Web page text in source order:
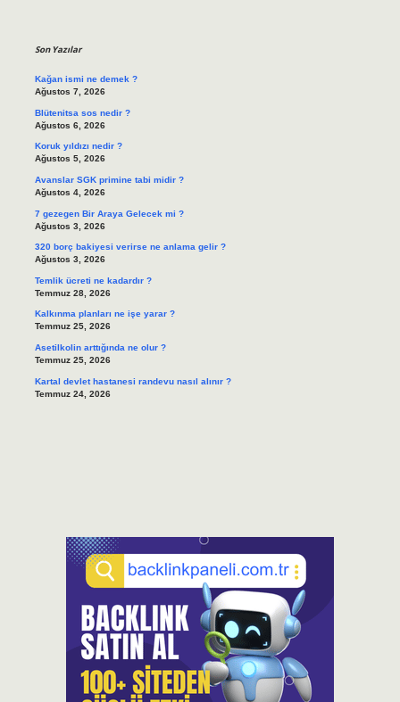
Son Yazılar
Kağan ismi ne demek ?
Ağustos 7, 2026
Blütenitsa sos nedir ?
Ağustos 6, 2026
Koruk yıldızı nedir ?
Ağustos 5, 2026
Avanslar SGK primine tabi midir ?
Ağustos 4, 2026
7 gezegen Bir Araya Gelecek mi ?
Ağustos 3, 2026
320 borç bakiyesi verirse ne anlama gelir ?
Ağustos 3, 2026
Temlik ücreti ne kadardır ?
Temmuz 28, 2026
Kalkınma planları ne işe yarar ?
Temmuz 25, 2026
Asetilkolin arttığında ne olur ?
Temmuz 25, 2026
Kartal devlet hastanesi randevu nasıl alınır ?
Temmuz 24, 2026